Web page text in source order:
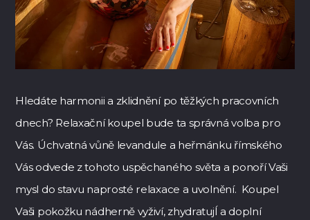
Hledáte harmonii a zklidnění po těžkých pracovních
dnech? Relaxační koupel bude ta správná volba pro
Vás. Úchvatná vůně levandule a heřmánku římského
Vás odvede z tohoto uspěchaného světa a ponoří Vaši
mysl do stavu naprosté relaxace a uvolnění. Koupel
Vaši pokožku nádherně vyživí, zhydratujÍ a doplní